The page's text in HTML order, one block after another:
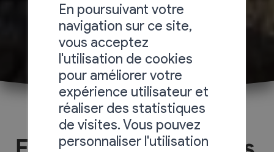
En poursuivant votre
navigation sur ce site,
vous acceptez
l'utilisation de cookies
pour améliorer votre
expérience utilisateur et
réaliser des statistiques
de visites. Vous pouvez
personnaliser l'utilisation